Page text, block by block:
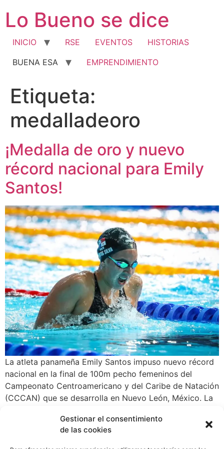
Gestionar el consentimiento
de las cookies
contenido
Lo Bueno se dice
INICIO RSE EVENTOS
HISTORIAS
BUENA ESA
EMPRENDIMIENTO
Etiqueta:
medalladeoro
¡Medalla de oro y nuevo
récord nacional para Emily
Santos!
La atleta panameña Emily Santos impuso nuevo récord
nacional en la final de 100m pecho femeninos del
Campeonato Centroamericano y del Caribe de Natación
(CCCAN) que se desarrolla en Nuevo León, México. La
romper la marca del 01:09, y terminó con un registro de
01:08.68 (814pts en la tabla de World Aquatics),
además obtuvo el primer lugar de la prueba y la